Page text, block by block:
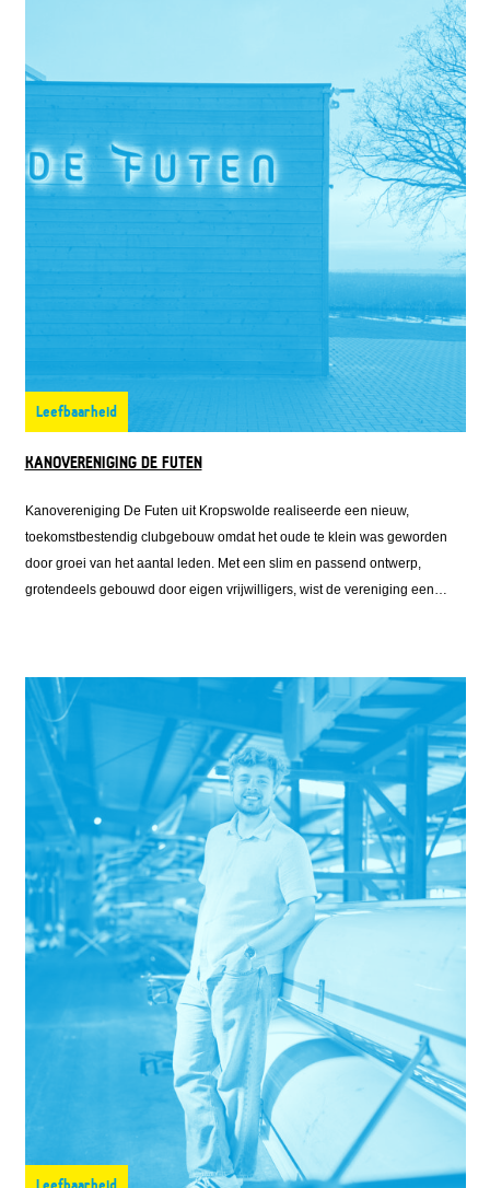
Leefbaarheid
KANOVERENIGING DE FUTEN
Kanovereniging De Futen uit Kropswolde realiseerde een nieuw,
toekomstbestendig clubgebouw omdat het oude te klein was geworden
door groei van het aantal leden. Met een slim en passend ontwerp,
grotendeels gebouwd door eigen vrijwilligers, wist de vereniging een
Futen niet alleen bij aan sport, maar ook aan sociale verbinding en
leefbaarheid in de regio.